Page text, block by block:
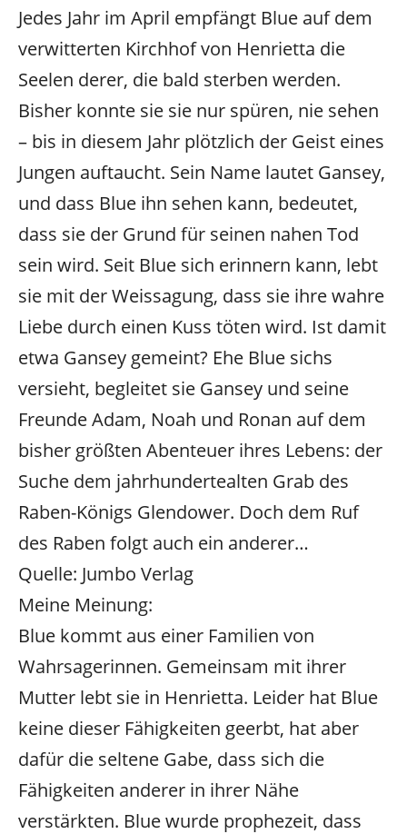
Jedes Jahr im April empfängt Blue auf dem
verwitterten Kirchhof von Henrietta die
Seelen derer, die bald sterben werden.
Bisher konnte sie sie nur spüren, nie sehen
– bis in diesem Jahr plötzlich der Geist eines
Jungen auftaucht. Sein Name lautet Gansey,
und dass Blue ihn sehen kann, bedeutet,
dass sie der Grund für seinen nahen Tod
sein wird. Seit Blue sich erinnern kann, lebt
sie mit der Weissagung, dass sie ihre wahre
Liebe durch einen Kuss töten wird. Ist damit
etwa Gansey gemeint? Ehe Blue sichs
versieht, begleitet sie Gansey und seine
Freunde Adam, Noah und Ronan auf dem
bisher größten Abenteuer ihres Lebens: der
Suche dem jahrhundertealten Grab des
Raben-Königs Glendower. Doch dem Ruf
des Raben folgt auch ein anderer…
Quelle: Jumbo Verlag
Meine Meinung:
Blue kommt aus einer Familien von
Wahrsagerinnen. Gemeinsam mit ihrer
Mutter lebt sie in Henrietta. Leider hat Blue
keine dieser Fähigkeiten geerbt, hat aber
dafür die seltene Gabe, dass sich die
Fähigkeiten anderer in ihrer Nähe
verstärkten. Blue wurde prophezeit, dass